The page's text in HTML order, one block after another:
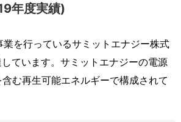
年度実績)
を行っているサミットエナジー株式
ています。サミットエナジーの電源
む再生可能エネルギーで構成されて